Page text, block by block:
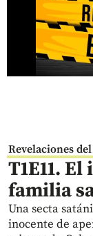
Revelaciones
T1E11. El
familia
Una secta
inocente de